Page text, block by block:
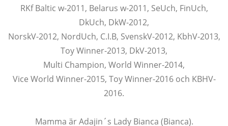
RKf Baltic w-2011, Belarus w-2011, SeUch, FinUch,
DkUch, DkW-2012,
NorskV-2012, NordUch, C.I.B, SvenskV-2012, KbhV-2013,
Toy Winner-2013, DkV-2013,
Multi Champion, World Winner-2014,
Vice World Winner-2015, Toy Winner-2016 och KBHV-
2016.
Mamma är Adajin´s Lady Bianca (Bianca).